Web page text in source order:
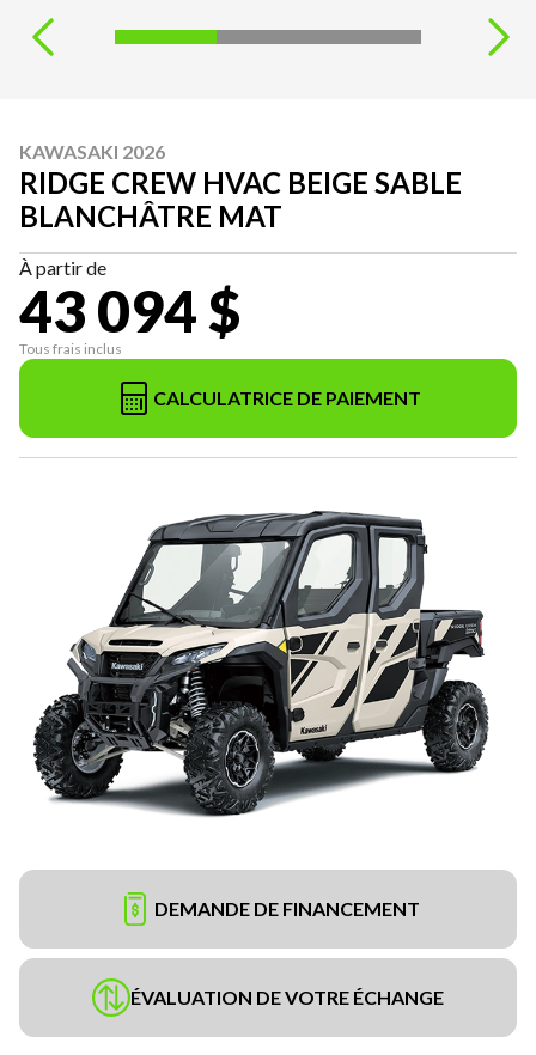
KAWASAKI 2026
RIDGE CREW HVAC BEIGE SABLE
BLANCHÂTRE MAT
À partir de
43 094 $
Tous frais inclus
CALCULATRICE DE PAIEMENT
DEMANDE DE FINANCEMENT
ÉVALUATION DE VOTRE ÉCHANGE